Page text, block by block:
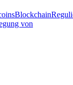
Blockchain
von